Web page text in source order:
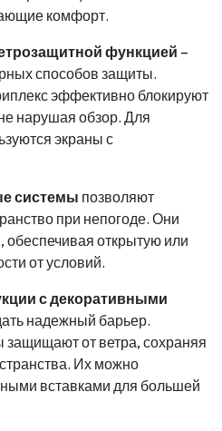
комфорт.
функцией –
способов защиты.
эффективно блокируют
нарушая обзор. Для
экраны с
системы позволяют
при непогоде. Они
открытую или
от условий.
с декоративными
надежный барьер.
от ветра, сохраняя
Их можно
вставками для большей